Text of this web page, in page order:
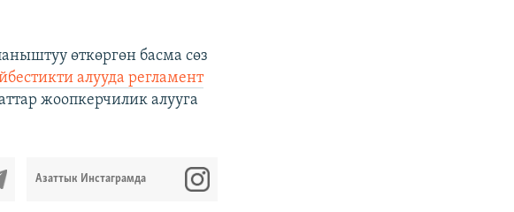
өткөргөн басма сөз
алууда регламент
жоопкерчилик алууга
Азаттык Инстаграмда